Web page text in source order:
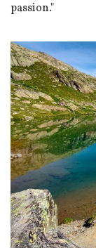
passion."
Image